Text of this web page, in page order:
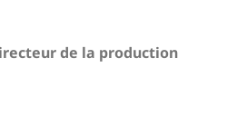
de la production